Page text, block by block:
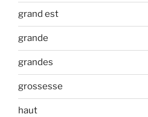
grand est
grande
grandes
grossesse
haut